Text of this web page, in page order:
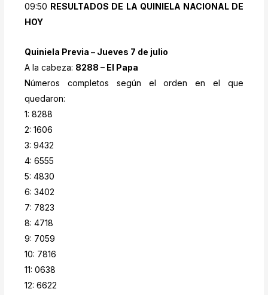
09:50 RESULTADOS DE LA QUINIELA NACIONAL DE
HOY
Quiniela Previa – Jueves 7 de julio
A la cabeza: 8288 – El Papa
Números completos según el orden en el que
quedaron:
1: 8288
2: 1606
3: 9432
4: 6555
5: 4830
6: 3402
7: 7823
8: 4718
9: 7059
10: 7816
11: 0638
12: 6622